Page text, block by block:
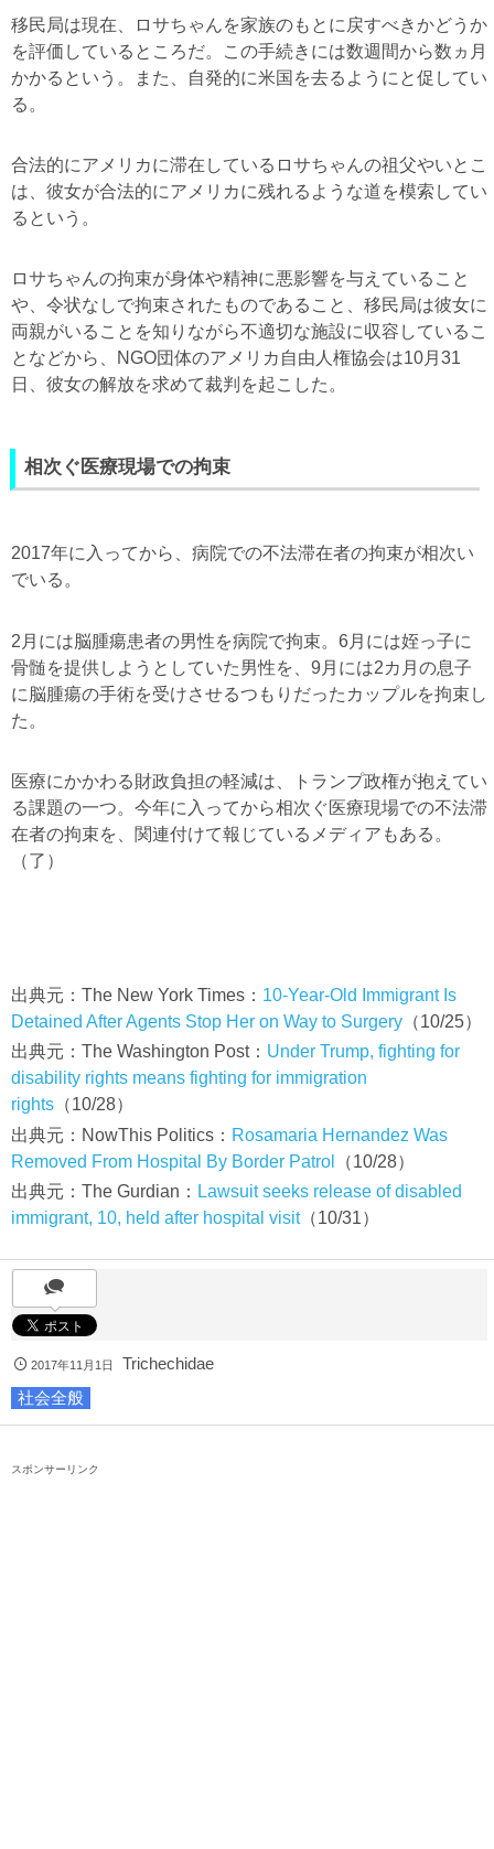
移民局は現在、ロサちゃんを家族のもとに戻すべきかどうか
を評価しているところだ。この手続きには数週間から数ヵ月
かかるという。また、自発的に米国を去るようにと促してい
る。
合法的にアメリカに滞在しているロサちゃんの祖父やいとこ
は、彼女が合法的にアメリカに残れるような道を模索してい
るという。
ロサちゃんの拘束が身体や精神に悪影響を与えていること
や、令状なしで拘束されたものであること、移民局は彼女に
両親がいることを知りながら不適切な施設に収容しているこ
となどから、
NGO団体のアメリカ自由人権協会は10月 31
日、彼女の解放を求めて裁判を起こした。
相次ぐ医療現場での拘束
2017年に入ってから、病院での不法滞在者の拘束が相次い
でいる。
2 月には脳腫瘍患者の男性を病院で拘束。 6月には姪っ子に
骨髄を提供しようとしていた男性を、 9 月には2カ月の息子
に脳腫瘍の手術を受けさせるつもりだったカップルを拘束し
た。
医療にかかわる財政負担の軽減は、トランプ政権が抱えてい
る課題の一つ。今年に入ってから相次ぐ医療現場での不法滞
在者の拘束を、関連付けて報じているメディアもある。
（了）
出典元： The New York Times ： 10-Year-Old Immigrant Is
Detained After Agents Stop Her on Way to Surgery （10/25）
出典元： The Washington Post： Under Trump, fighting for
disability rights means fighting for immigration
rights （10/28）
出典元： NowThis Politics ： Rosamaria Hernandez Was
Removed From Hospital By Border Patrol
（10/28）
出典元： The Gurdian ： Lawsuit seeks release of disabled
immigrant, 10, held after hospital visit（10/31）
2017年11月1日
Trichechidae
社会全般
スポンサーリンク